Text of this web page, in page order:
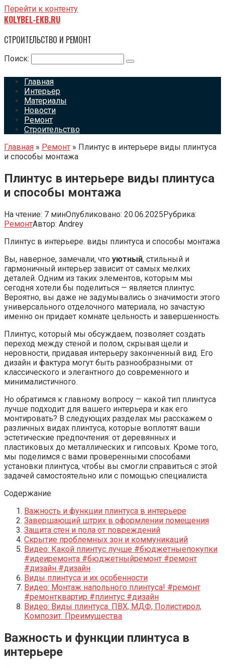
Перейти к контенту
KOLYBEL-EKB.RU
СТРОИТЕЛЬСТВО И РЕМОНТ
Поиск:
Главная
Интерьер
Материалы
Новости
Ремонт
Строительство
Главная » Ремонт » Плинтус в интерьере виды плинтуса
и способы монтажа
Плинтус в интерьере виды плинтуса
и способы монтажа
На чтение: 7 минОпубликовано: 20.06.2025Рубрика:
РемонтАвтор: Andrey
Плинтус в интерьере. виды плинтуса и способы монтажа
Вы, наверное, замечали, что уютный, стильный и
гармоничный интерьер зависит от самых мелких
деталей. Одним из таких элементов, которым мы
сегодня хотели бы поделиться — является плинтус.
Вероятно, вы даже не задумывались о значимости этого
универсального отделочного материала, но зачастую
именно он придает комнате цельность и завершенность.
Плинтус, который мы обсуждаем, позволяет создать
переход между стеной и полом, скрывая щели и
неровности, придавая интерьеру законченный вид. Его
дизайн и фактура могут быть разнообразными: от
классического и элегантного до современного и
минималистичного.
Но обратимся к главному вопросу — какой тип плинтуса
лучше подходит для вашего интерьера и как его
монтировать? В следующих разделах мы расскажем о
различных видах плинтуса, которые воплотят ваши
эстетические предпочтения: от деревянных и
пластиковых до металлических и гипсовых. Кроме того,
мы поделимся с вами проверенными способами
установки плинтуса, чтобы вы смогли справиться с этой
задачей самостоятельно или с помощью специалиста.
Содержание
Важность и функции плинтуса в интерьере
Завершающий штрих в оформлении помещения
Защита стен и пола от повреждений
Скрытие проблемных зон и коммуникаций
Видео: Какой плинтус лучше #бюджетныепокупки
#идеиремонта #бюджетныйремонт #ремонт
#дизайн #дизайн
Виды плинтуса и их особенности
Видео: Монтаж напольного плинтуса! #ремонт
#ремонтквартир #плинтус #дизайн
Видео: Виды плинтуса. ПВХ, МДФ, Полистирол,
Композит. Преимущества
Важность и функции плинтуса в
интерьере